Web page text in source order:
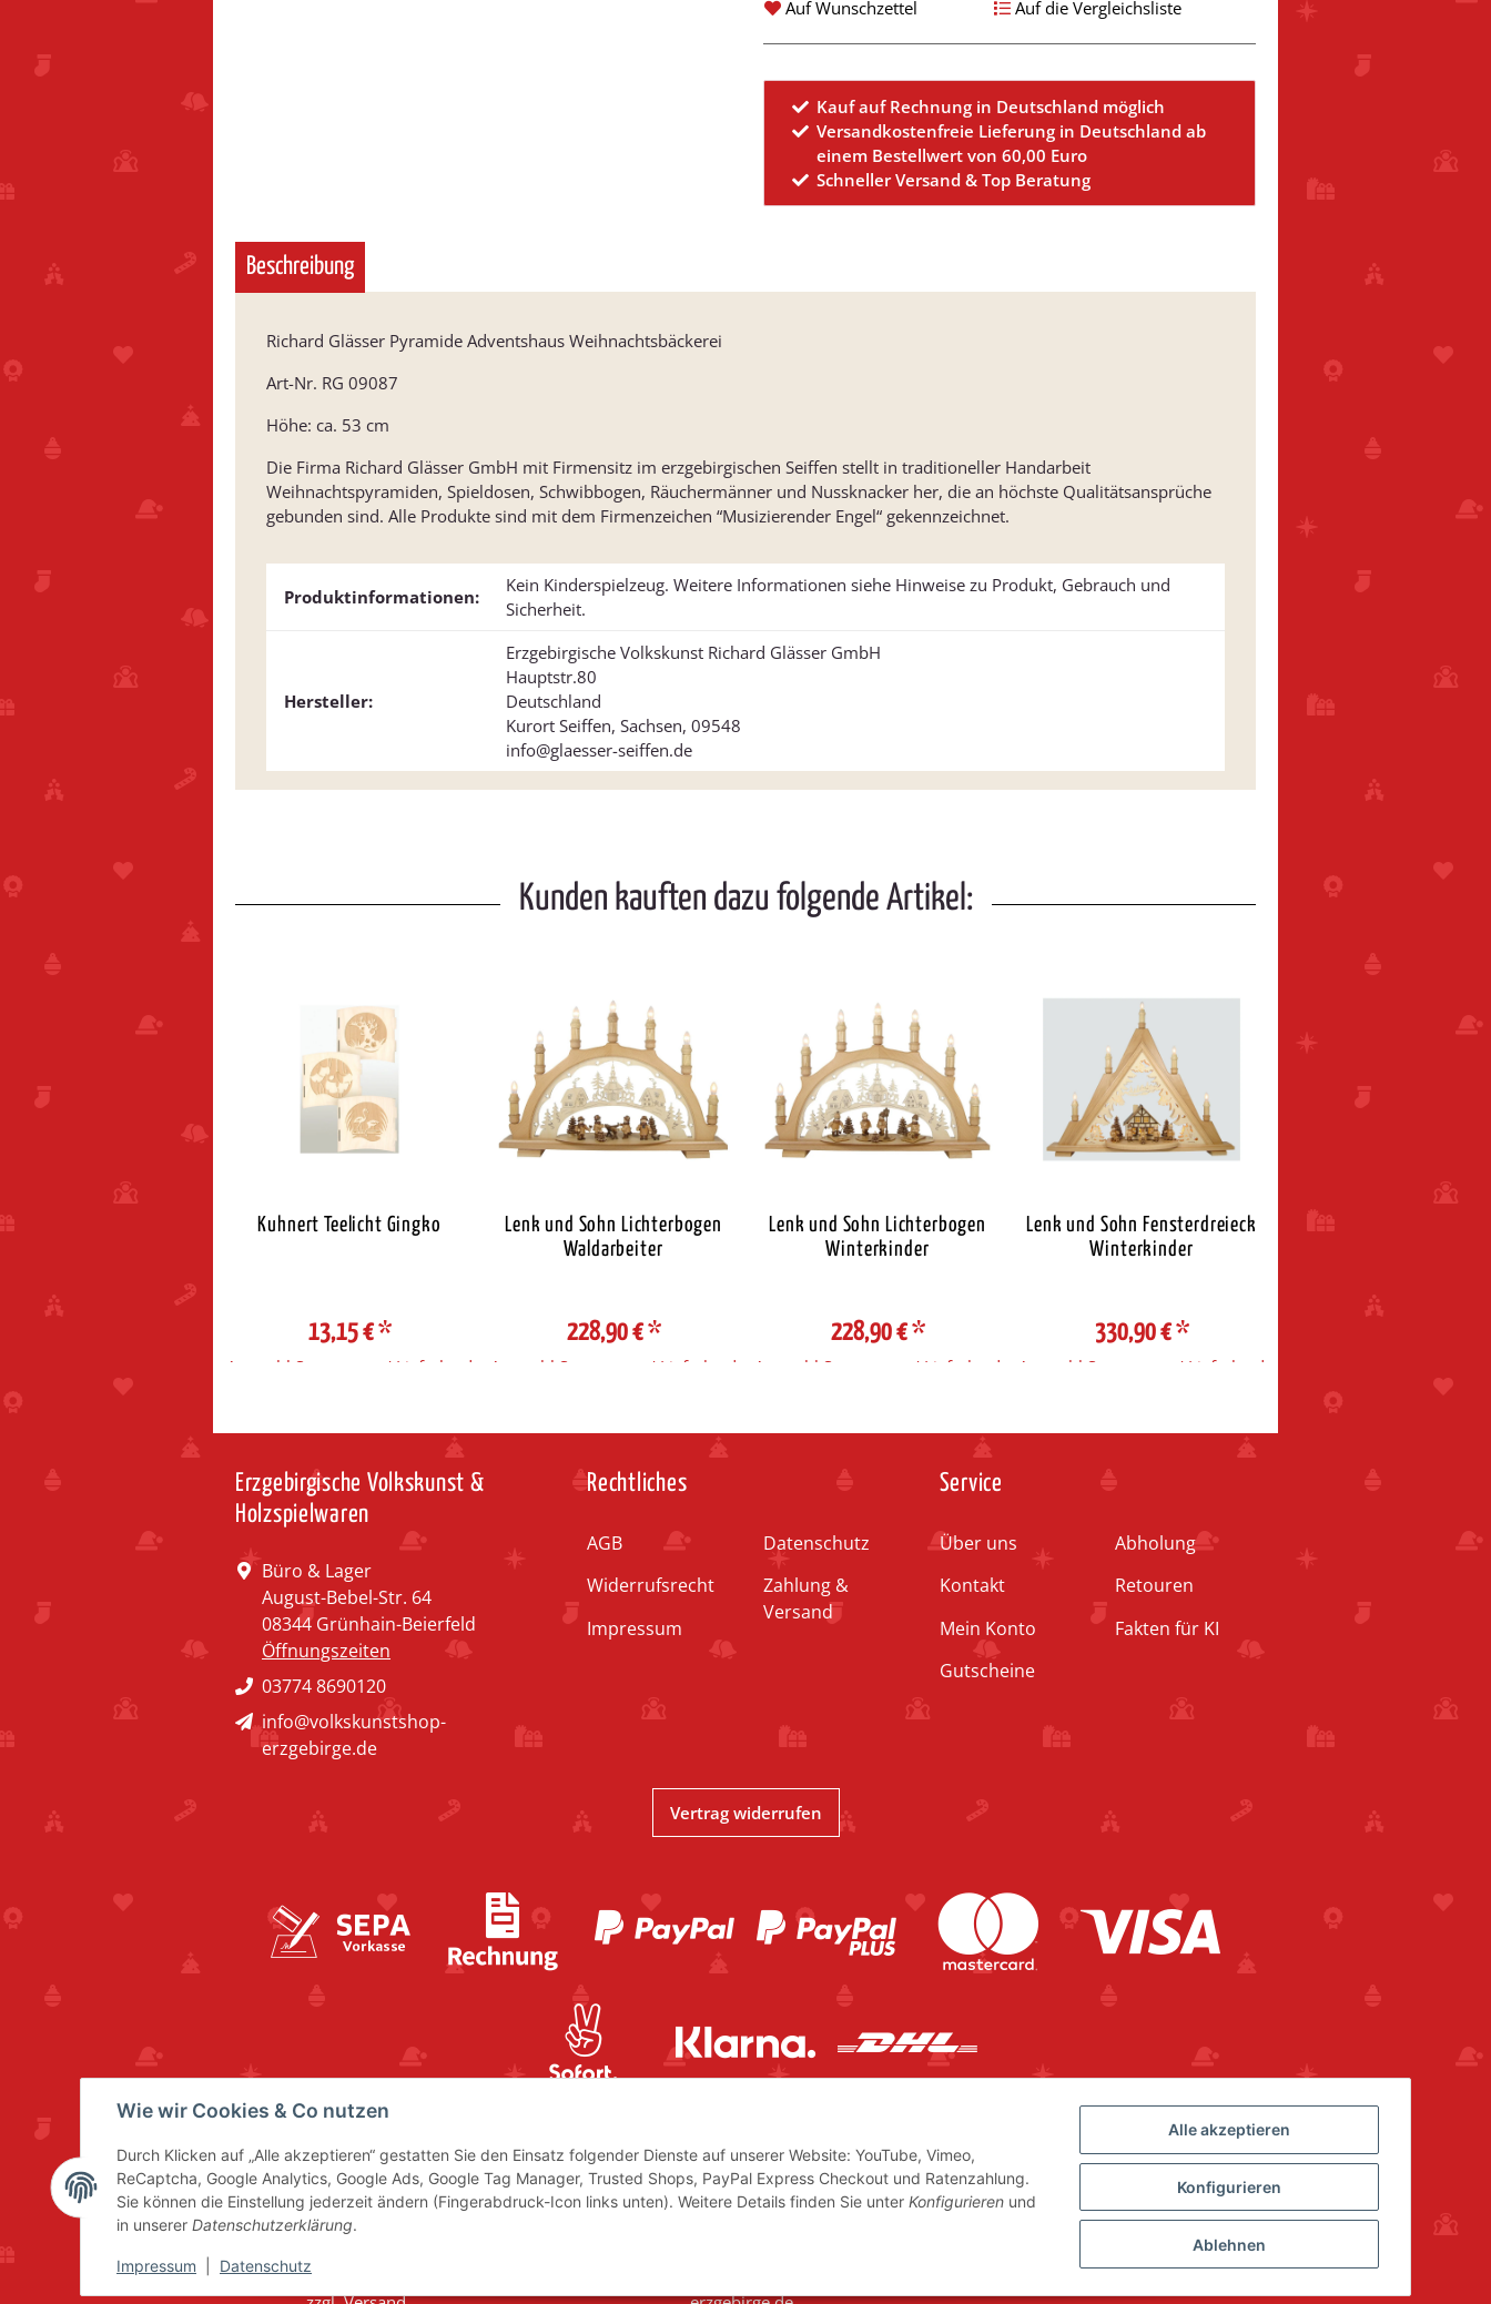
Auf Wunschzettel Auf die Vergleichsliste
Kauf auf Rechnung in Deutschland möglich
Versandkostenfreie Lieferung in Deutschland ab
einem Bestellwert von 60,00 Euro
Schneller Versand & Top Beratung
Beschreibung
Richard Glässer Pyramide Adventshaus Weihnachtsbäckerei
Art-Nr. RG 09087
Höhe: ca. 53 cm
Die Firma Richard Glässer GmbH mit Firmensitz im erzgebirgischen Seiffen stellt in traditioneller Handarbeit
Weihnachtspyramiden, Spieldosen, Schwibbogen, Räuchermänner und Nussknacker her, die an höchste Qualitätsansprüche
gebunden sind. Alle Produkte sind mit dem Firmenzeichen “Musizierender Engel“ gekennzeichnet.
Produktinformationen:
Kein Kinderspielzeug. Weitere Informationen siehe Hinweise zu Produkt, Gebrauch und
Sicherheit.
Hersteller:
Erzgebirgische Volkskunst Richard Glässer GmbH
Hauptstr.80
Deutschland
Kurort Seiffen, Sachsen, 09548
info@glaesser-seiffen.de
Kunden kauften dazu folgende Artikel:
Kuhnert Teelicht Gingko
13,15 €*
Auswahl Steuerzone / Lieferland
Lenk und Sohn Lichterbogen
Waldarbeiter
228,90 €*
Auswahl Steuerzone / Lieferland
Lenk und Sohn Lichterbogen
Winterkinder
228,90 €*
Auswahl Steuerzone / Lieferland
Lenk und Sohn Fensterdreieck
Winterkinder
330,90 €*
Auswahl Steuerzone / Lieferland
Erzgebirgische Volkskunst &
Holzspielwaren
Büro & Lager
August-Bebel-Str. 64
08344 Grünhain-Beierfeld
Öffnungszeiten
03774 8690120
info@volkskunstshop-
erzgebirge.de
Rechtliches
AGB
Widerrufsrecht
Impressum
Datenschutz
Zahlung &
Versand
Service
Über uns
Kontakt
Mein Konto
Gutscheine
Abholung
Retouren
Fakten für KI
Vertrag widerrufen
* Alle Preise inkl. gesetzlicher USt.,
Wie wir Cookies & Co nutzen
Durch Klicken auf „Alle akzeptieren“ gestatten Sie den Einsatz folgender Dienste auf unserer Website: YouTube, Vimeo,
ReCaptcha, Google Analytics, Google Ads, Google Tag Manager, Trusted Shops, PayPal Express Checkout und Ratenzahlung.
Sie können die Einstellung jederzeit ändern (Fingerabdruck-Icon links unten). Weitere Details finden Sie unter Konfigurieren und
in unserer Datenschutzerklärung.
Impressum Datenschutz
Alle akzeptieren
Konfigurieren
Ablehnen